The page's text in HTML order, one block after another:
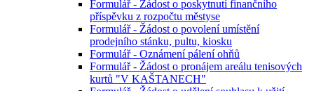
Formulář - Žádost o poskytnutí finančního
příspěvku z rozpočtu městyse
Formulář - Žádost o povolení umístění
prodejního stánku, pultu, kiosku
Formulář - Oznámení pálení ohňů
Formulář - Žádost o pronájem areálu tenisových
kurtů "V KAŠTANECH"